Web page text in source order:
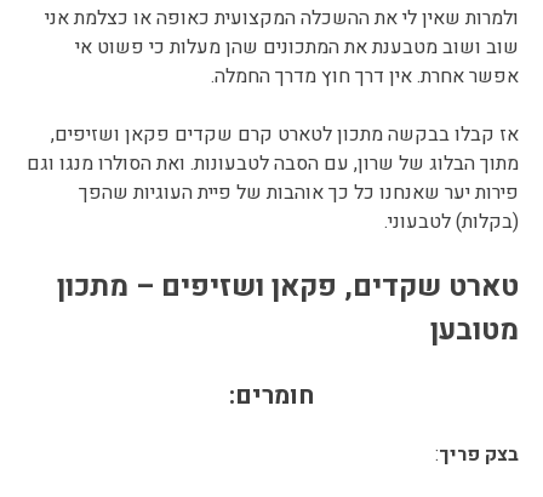
ולמרות שאין לי את ההשכלה המקצועית כאופה או כצלמת אני
שוב ושוב מטבענת את המתכונים שהן מעלות כי פשוט אי
אפשר אחרת. אין דרך חוץ מדרך החמלה.
אז קבלו בבקשה מתכון לטארט קרם שקדים פקאן ושזיפים,
מתוך הבלוג של שרון, עם הסבה לטבעונות. ואת הסולרו מנגו וגם
פירות יער שאנחנו כל כך אוהבות של פיית העוגיות שהפך
(בקלות) לטבעוני.
טארט שקדים, פקאן ושזיפים – מתכון
מטובען
חומרים:
בצק פריך: